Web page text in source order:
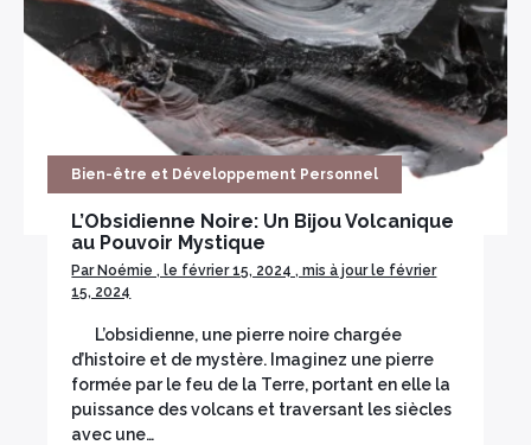
Bien-être et Développement Personnel
L’Obsidienne Noire: Un Bijou Volcanique
au Pouvoir Mystique
Par Noémie , le février 15, 2024 , mis à jour le février
15, 2024
L’obsidienne, une pierre noire chargée
d’histoire et de mystère. Imaginez une pierre
formée par le feu de la Terre, portant en elle la
puissance des volcans et traversant les siècles
avec une…